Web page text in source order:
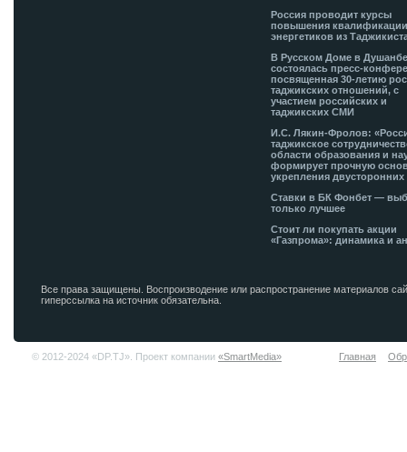
Россия проводит курсы
повышения
энергетиков из
В Русском Доме в
состоялась пресс-
посвященная 30-летию
таджикских отношений, с
участием российских и
таджикских СМИ
И.С. Лякин-Фролов:
таджикское
области образования и
формирует прочную
укрепления двусторонних
Ставки в БК Фонбет —
только лучшее
Стоит ли покупать акции
«Газпрома»: динамика и
Все права защищены. Воспроизводение или распространение материалов
гиперссылка на источник обязательна.
© 2012-2024 «DP.TJ». Проект компании «SmartMedia» Главная